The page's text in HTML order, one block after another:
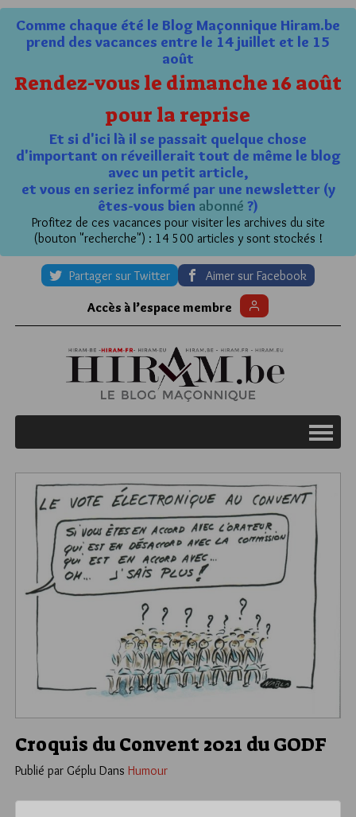
Comme chaque été le Blog Maçonnique Hiram.be
prend des vacances entre le 14 juillet et le 15
août
Rendez-vous le dimanche 16 août
pour la reprise
Et si d'ici là il se passait quelque chose
d'important on réveillerait tout de même le blog
avec un petit article,
et vous en seriez informé par une newsletter (y
êtes-vous bien abonné ?)
Profitez de ces vacances pour visiter les archives du site
(bouton "recherche") : 14 500 articles y sont stockés !
Partager sur Twitter Aimer sur Facebook
Accès à l’espace membre
Croquis du Convent 2021 du GODF
Publié par Géplu Dans Humour